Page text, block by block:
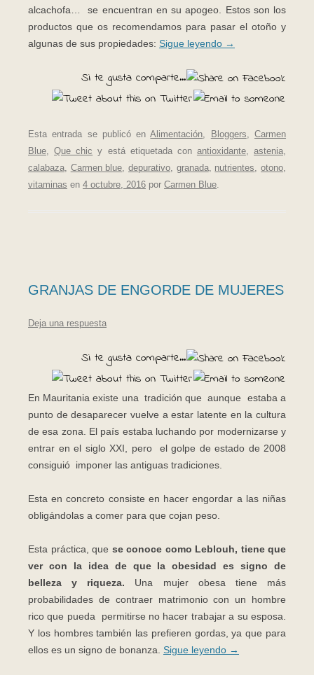
alcachofa… se encuentran en su apogeo. Estos son los
productos que os recomendamos para pasar el otoño y
algunas de sus propiedades: Sigue leyendo →
Si te gusta comparte...
Esta entrada se publicó enAlimentación, Bloggers,Carmen
Blue,Que chic y está etiquetada con antioxidante, astenia,
calabaza, Carmen blue,depurativo, granada, nutrientes,otono,
vitaminas en 4 octubre, 2016 por Carmen Blue.
GRANJAS DE ENGORDE DE MUJERES
Deja una respuesta
Si te gusta comparte...
En Mauritania existe una tradición que aunque estaba a
punto de desaparecer vuelve a estar latente en la cultura
de esa zona. El país estaba luchando por modernizarse y
entrar en el siglo XXI, pero el golpe de estado de 2008
consiguió imponer las antiguas tradiciones.
Esta en concreto consiste en hacer engordar a las niñas
obligándolas a comer para que cojan peso.
Esta práctica, que se conoce como Leblouh, tiene que
ver con la idea de que la obesidad es signo de
belleza y riqueza. Una mujer obesa tiene más
probabilidades de contraer matrimonio con un hombre
rico que pueda permitirse no hacer trabajar a su esposa.
Y los hombres también las prefieren gordas, ya que para
ellos es un signo de bonanza. Sigue leyendo →